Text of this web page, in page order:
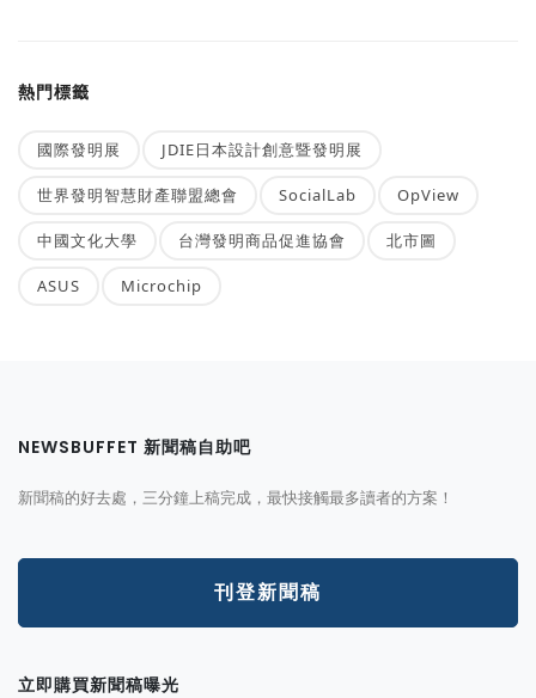
熱門標籤
國際發明展 JDIE日本設計創意暨發明展
世界發明智慧財產聯盟總會 SocialLab OpView
中國文化大學 台灣發明商品促進協會 北市圖
ASUS Microchip
NEWSBUFFET 新聞稿自助吧
新聞稿的好去處，三分鐘上稿完成，最快接觸最多讀者的方案！
刊登新聞稿
立即購買新聞稿曝光